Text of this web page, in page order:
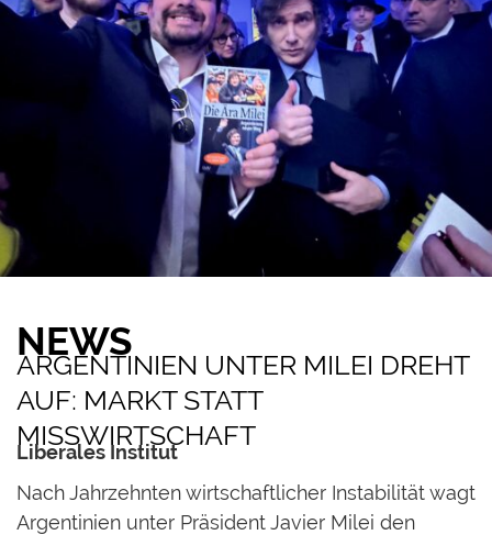
NEWS
ARGENTINIEN UNTER MILEI DREHT
AUF: MARKT STATT
MISSWIRTSCHAFT
Liberales Institut
Nach Jahrzehnten wirtschaftlicher Instabilität wagt
Argentinien unter Präsident Javier Milei den